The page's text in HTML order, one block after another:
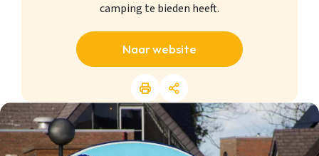
camping te bieden heeft.
Naar website